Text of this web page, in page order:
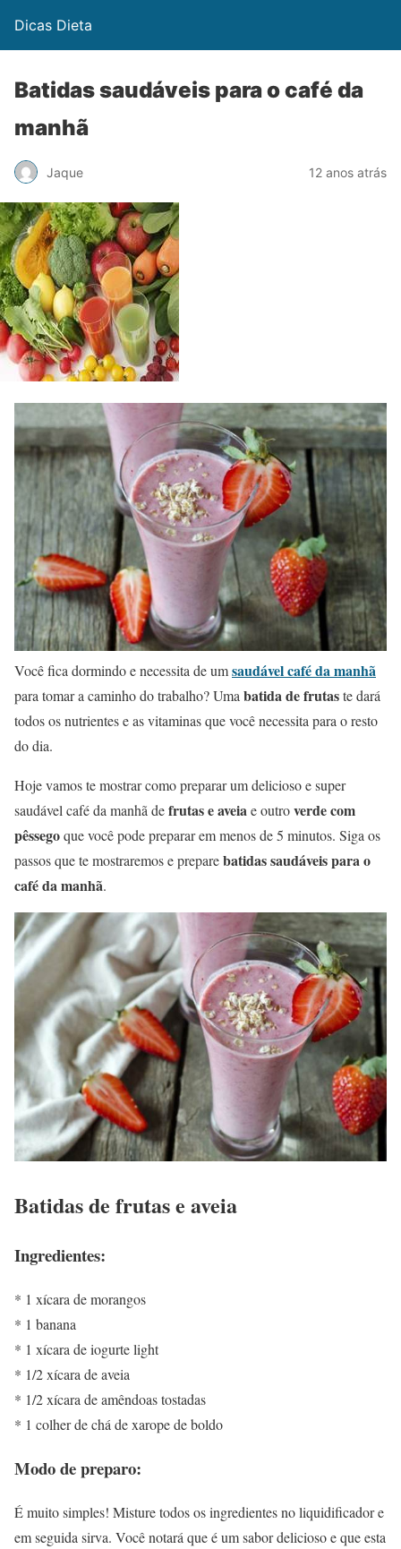
Dicas Dieta
Batidas saudáveis para o café da
manhã
Jaque 12 anos atrás
Você fica dormindo e necessita de umsaudável café da manhã
para tomar a caminho do trabalho? Umabatida de frutaste dará
todos os nutrientes e as vitaminas que você necessita para o resto
do dia.
Hoje vamos te mostrar como preparar um delicioso e super
saudável café da manhã defrutas e aveiae outroverde com
pêssegoque você pode preparar em menos de 5 minutos. Siga os
passos que te mostraremos e preparebatidas saudáveis para o
café da manhã.
Batidas de frutas e aveia
Ingredientes:
* 1 xícara de morangos
* 1 banana
* 1 xícara de iogurte light
* 1/2 xícara de aveia
* 1/2 xícara de amêndoas tostadas
* 1 colher de chá de xarope de boldo
Modo de preparo:
É muito simples! Misture todos os ingredientes no liquidificador e
em seguida sirva. Você notará que é um sabor delicioso e que esta